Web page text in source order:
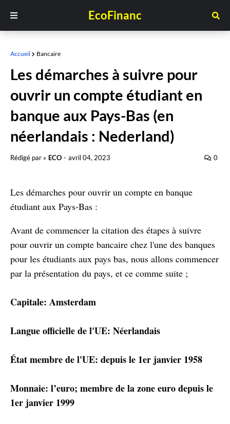
EcoFinanc
Accueil Bancaire
Les démarches à suivre pour
ouvrir un compte étudiant en
banque aux Pays-Bas (en
néerlandais : Nederland)
Rédigé par » ECO - avril 04, 2023 0
Les démarches pour ouvrir un compte en banque
étudiant aux Pays-Bas :
Avant de commencer la citation des étapes à suivre
pour ouvrir un compte bancaire chez l'une des banques
pour les étudiants aux pays bas, nous allons commencer
par la présentation du pays, et ce comme suite ;
Capitale: Amsterdam
Langue officielle de l'UE: Néerlandais
État membre de l'UE: depuis le 1er janvier 1958
Monnaie: l’euro; membre de la zone euro depuis le
1er janvier 1999